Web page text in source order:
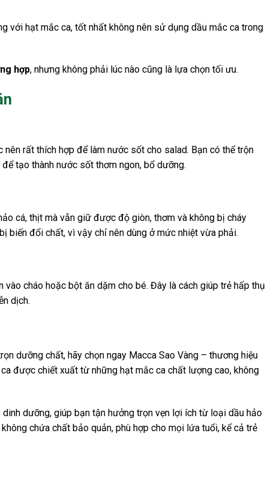
với hạt mắc ca, tốt nhất không nên sử dụng dầu mắc ca trong
hợp, nhưng không phải lúc nào cũng là lựa chọn tối ưu.
rất thích hợp để làm nước sốt cho salad. Bạn có thể trộn
tạo thành nước sốt thơm ngon, bổ dưỡng.
cá, thịt mà vẫn giữ được độ giòn, thơm và không bị cháy
biến đổi chất, vì vậy chỉ nên dùng ở mức nhiệt vừa phải.
cháo hoặc bột ăn dặm cho bé. Đây là cách giúp trẻ hấp thụ
dịch.
dưỡng chất, hãy chọn ngay Macca Sao Vàng – thương hiệu
được chiết xuất từ những hạt mắc ca chất lượng cao, không
dưỡng, giúp bạn tận hưởng trọn vẹn lợi ích từ loại dầu hảo
chứa chất bảo quản, phù hợp cho mọi lứa tuổi, kể cả trẻ